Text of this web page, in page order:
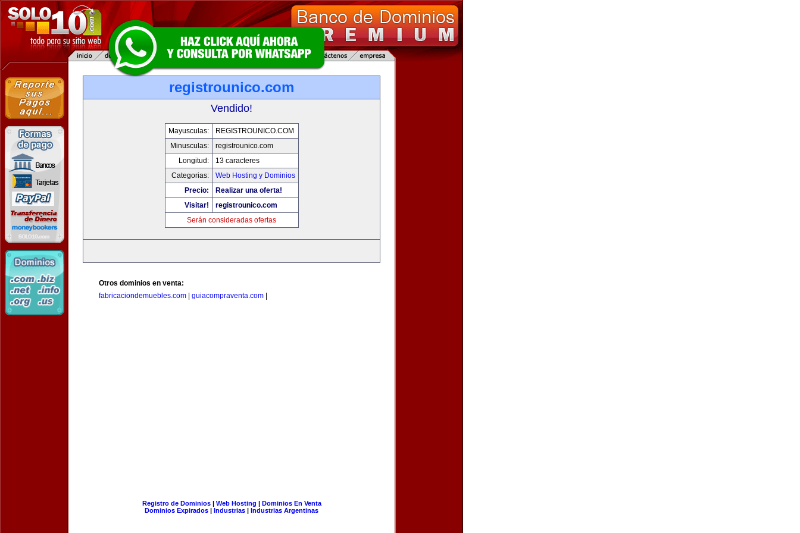
registrounico.com
Vendido!
Mayusculas:
REGISTROUNICO.COM
Minusculas:
registrounico.com
Longitud:
13 caracteres
Categorias:
Web Hosting y Dominios
Precio:
Realizar una oferta!
Visitar!
registrounico.com
Serán consideradas ofertas
Otros dominios en venta:
fabricaciondemuebles.com
guiacompraventa.com
Registro de Dominios| Web Hosting | Dominios En Venta
Dominios Expirados | Industrias | Industrias Argentinas